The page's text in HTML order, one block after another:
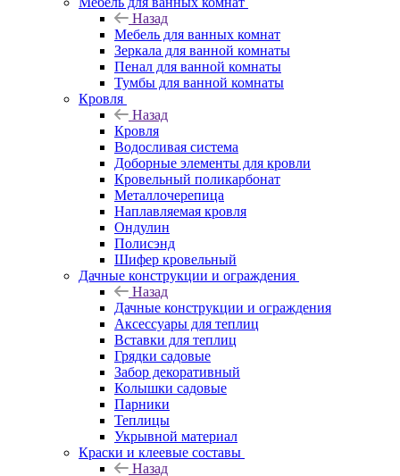
Назад
Мебель для ванных комнат
Зеркала для ванной комнаты
Пенал для ванной комнаты
Тумбы для ванной комнаты
Кровля
Назад
Кровля
Водосливая система
Доборные элементы для кровли
Кровельный поликарбонат
Металлочерепица
Наплавляемая кровля
Ондулин
Полисэнд
Шифер кровельный
Дачные конструкции и ограждения
Назад
Дачные конструкции и ограждения
Аксессуары для теплиц
Вставки для теплиц
Грядки садовые
Забор декоративный
Колышки садовые
Парники
Теплицы
Укрывной материал
Краски и клеевые составы
Назад